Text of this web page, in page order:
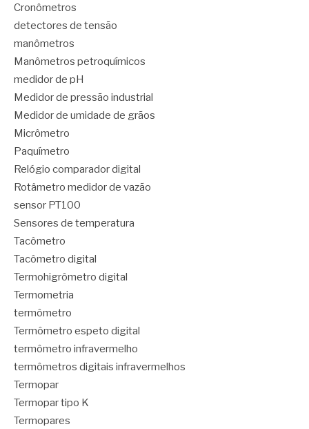
Cronômetros
detectores de tensão
manômetros
Manômetros petroquímicos
medidor de pH
Medidor de pressão industrial
Medidor de umidade de grãos
Micrômetro
Paquímetro
Relógio comparador digital
Rotâmetro medidor de vazão
sensor PT100
Sensores de temperatura
Tacômetro
Tacômetro digital
Termohigrômetro digital
Termometria
termômetro
Termômetro espeto digital
termômetro infravermelho
termômetros digitais infravermelhos
Termopar
Termopar tipo K
Termopares